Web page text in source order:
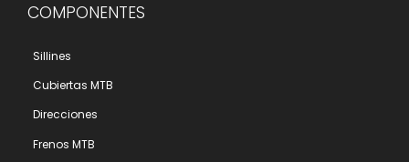
COMPONENTES
Sillines
Cubiertas MTB
Direcciones
Frenos MTB